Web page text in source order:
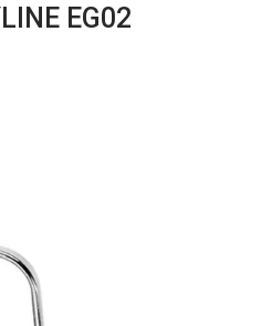
EG02